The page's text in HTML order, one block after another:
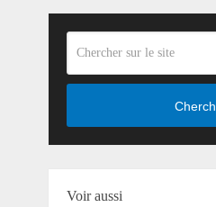
Voir aussi